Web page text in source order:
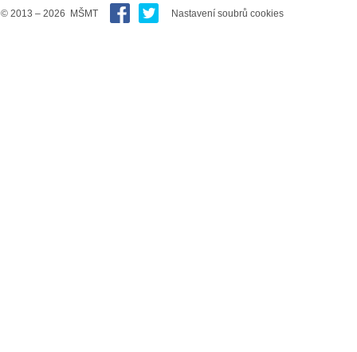
© 2013 – 2026 MŠMT Nastavení soubrů cookies